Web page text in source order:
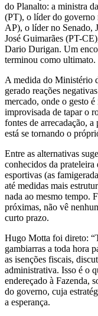
do Planalto: a ministra
(PT), o líder do governo
AP), o líder no Senado,
José Guimarães (PT-
Dario Durigan. Um
terminou como ultimato.
A medida do Ministério
gerado reações
mercado, onde o gesto
improvisada de tapar o
fontes de arrecadação,
está se tornando o
Entre as alternativas
conhecidos da prateleira
esportivas (as
até medidas mais
nada ao mesmo tempo.
próximas, não vê
curto prazo.
Hugo Motta foi direto:
gambiarras a toda hora
as isenções fiscais,
administrativa. Isso é o
endereçado à Fazenda,
do governo, cuja
a esperança.